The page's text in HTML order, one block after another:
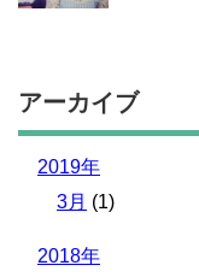
アーカイブ
2019年
3月 (1)
2018年